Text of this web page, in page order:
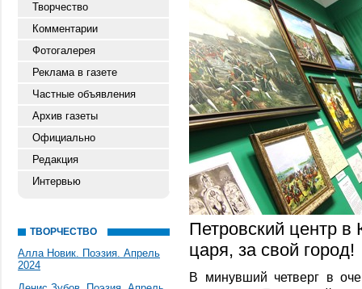
Творчество
Комментарии
Фотогалерея
Реклама в газете
Частные объявления
Архив газеты
Официально
Редакция
Интервью
ТВОРЧЕСТВО
Алла Новик. Поэзия. Апрель
2024
Петровский центр в
царя, за свой город!
В минувший четверг в